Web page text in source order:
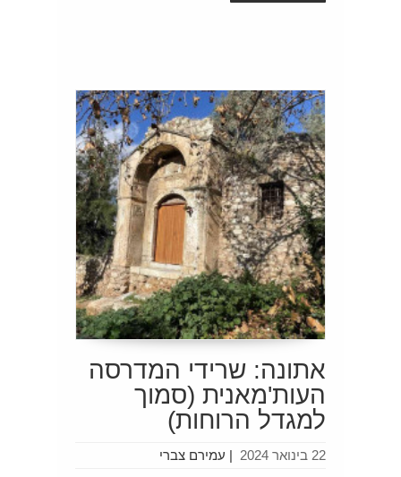
אתונה: שרידי המדרסה
העות'מאנית (סמוך
למגדל הרוחות)
עמירם צברי | 22 בינואר 2024